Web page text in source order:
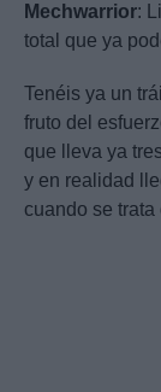
Mechwarrior:
total que ya
Tenéis ya un
fruto del
que lleva ya
y en realidad
cuando se